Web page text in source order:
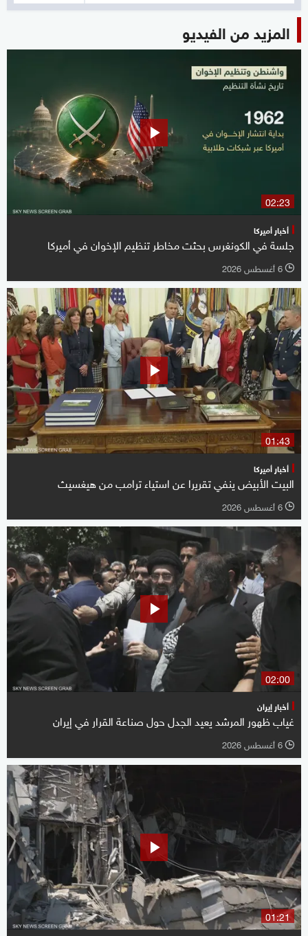
المزيد من الفيديو
02:23
أخبار أميركا
جلسة في الكونغرس بحثت مخاطر تنظيم الإخوان في أميركا
l 6 أغسطس 2026
01:43
أخبار أميركا
البيت الأبيض ينفي تقريرا عن استياء ترامب من هيغسيث
l 6 أغسطس 2026
02:00
أخبار إيران
غياب ظهور المرشد يعيد الجدل حول صناعة القرار في إيران
l 6 أغسطس 2026
01:21